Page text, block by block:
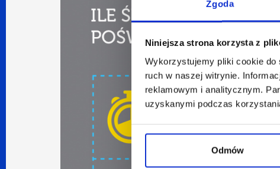
Zgoda
Niniejsza strona korzysta z
Wykorzystujemy pliki cookie do
ruch w naszej witrynie.
reklamowym i analitycznym.
uzyskanymi podczas
Odmów